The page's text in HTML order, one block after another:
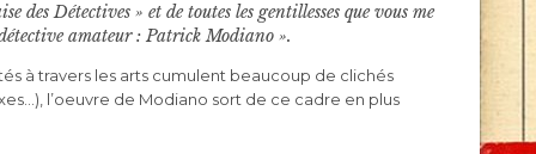
des Détectives » et de toutes les gentillesses que vous me
amateur : Patrick Modiano ».
à travers les arts cumulent beaucoup de clichés
l’oeuvre de Modiano sort de ce cadre en plus